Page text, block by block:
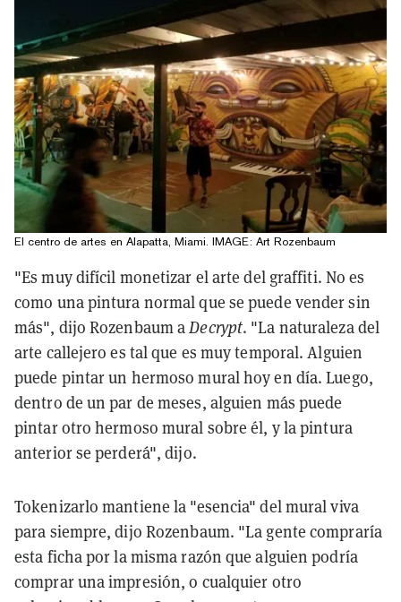
El centro de artes en Alapatta, Miami. IMAGE: Art Rozenbaum
"Es muy difícil monetizar el arte del graffiti. No es
como una pintura normal que se puede vender sin
más", dijo Rozenbaum aDecrypt. "La naturaleza del
arte callejero es tal que es muy temporal. Alguien
puede pintar un hermoso mural hoy en día. Luego,
dentro de un par de meses, alguien más puede
pintar otro hermoso mural sobre él, y la pintura
anterior se perderá", dijo.
Tokenizarlo mantiene la "esencia" del mural viva
para siempre, dijo Rozenbaum. "La gente compraría
esta ficha por la misma razón que alguien podría
comprar una impresión, o cualquier otro